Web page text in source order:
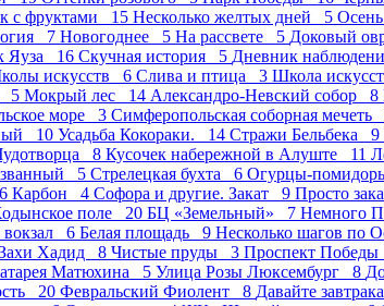
с фруктами 15 Несколько желтых дней 5
7 Новогоднее 5 На рассвете 5 Доковый
Яуза 16 Скучная история 5 Дневник
искусств 6 Слива и птица 3 Школа
5 Мокрый лес 14 Александро-Невский собор 8
море 3 Симферопольская соборная мечеть
10 Усадьба Кокораки. 14 Стражи Бельбека 9
8 Кусочек набережной в Алуште 11
5 Стрелецкая бухта 6 Огурцы-
Карбон 4 Софора и другие. Закат 9 Просто
поле 20 БЦ «Земельный» 7 Немного
вокзал 6 Белая площадь 9 Несколько шагов по
Хадид 8 Чистые пруды 3 Проспект
Матюхина 5 Улица Розы Люксембург 8
20 Февральский Фиолент 8 Давайте